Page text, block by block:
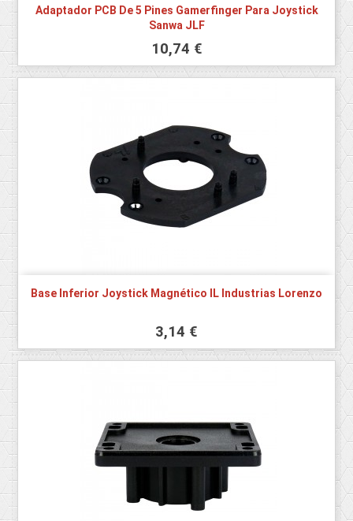
Adaptador PCB De 5 Pines Gamerfinger Para Joystick
Sanwa JLF
10,74 €
Base Inferior Joystick Magnético IL Industrias Lorenzo
3,14 €